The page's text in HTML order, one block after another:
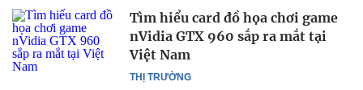
THỊ TRƯỜNG
Tìm hiểu card đồ họa chơi game
nVidia GTX 960 sắp ra mắt tại
Việt Nam